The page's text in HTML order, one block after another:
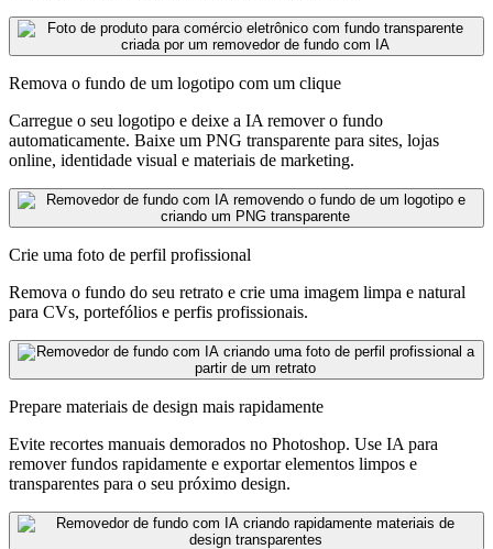
Remova o fundo de um logotipo com um clique
Carregue o seu logotipo e deixe a IA remover o fundo
automaticamente. Baixe um PNG transparente para sites, lojas
online, identidade visual e materiais de marketing.
Crie uma foto de perfil profissional
Remova o fundo do seu retrato e crie uma imagem limpa e natural
para CVs, portefólios e perfis profissionais.
Prepare materiais de design mais rapidamente
Evite recortes manuais demorados no Photoshop. Use IA para
remover fundos rapidamente e exportar elementos limpos e
transparentes para o seu próximo design.